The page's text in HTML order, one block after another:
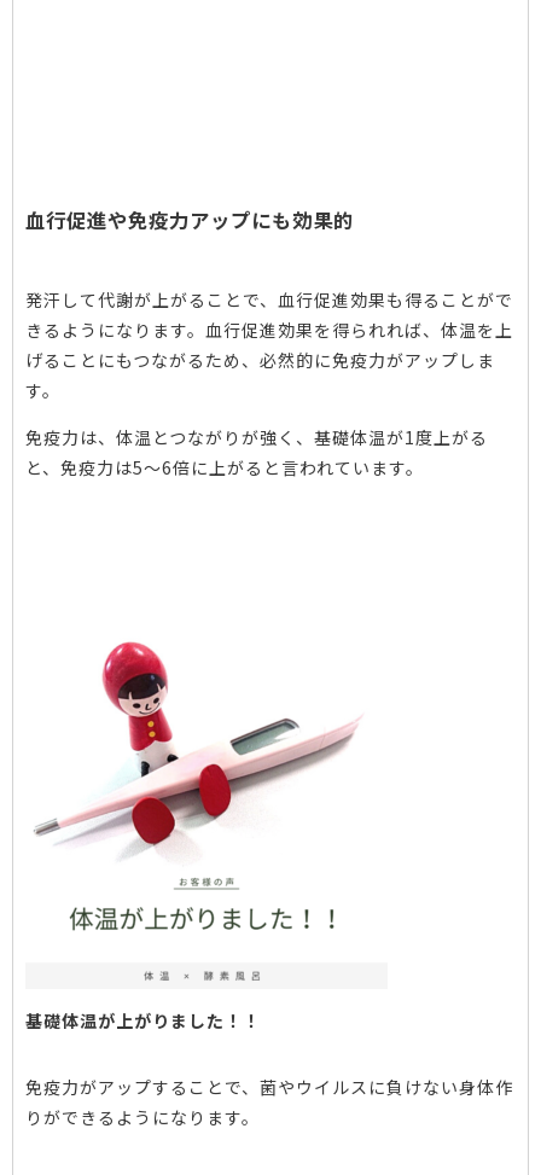
血行促進や免疫力アップにも効果的
発汗して代謝が上がることで、血行促進効果も得ることがで
きるようになります。血行促進効果を得られれば、体温を上
げることにもつながるため、必然的に免疫力がアップしま
す。
免疫力は、体温とつながりが強く、基礎体温が1度上がる
と、免疫力は5～6倍に上がると言われています。
基礎体温が上がりました！！
免疫力がアップすることで、菌やウイルスに負けない身体作
りができるようになります。